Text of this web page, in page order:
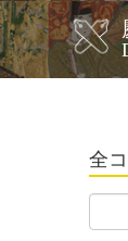
メ
イ
ン
コ
メ
イ
ビ
ゲ
ー
シ
全